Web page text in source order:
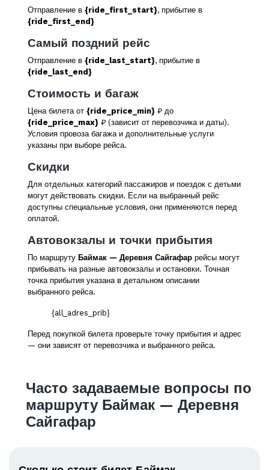
Отправление в {ride_first_start}, прибытие в
{ride_first_end}
Самый поздний рейс
Отправление в {ride_last_start}, прибытие в
{ride_last_end}
Стоимость и багаж
Цена билета от {ride_price_min} ₽ до
{ride_price_max} ₽ (зависит от перевозчика и даты).
Условия провоза багажа и дополнительные услуги
указаны при выборе рейса.
Скидки
Для отдельных категорий пассажиров и поездок с детьми
могут действовать скидки. Если на выбранный рейс
доступны специальные условия, они применяются перед
оплатой.
Автовокзалы и точки прибытия
По маршруту Баймак — Деревня Сайгафар рейсы могут
прибывать на разные автовокзалы и остановки. Точная
точка прибытия указана в детальном описании
выбранного рейса.
{all_adres_prib}
Перед покупкой билета проверьте точку прибытия и адрес
— они зависят от перевозчика и выбранного рейса.
Часто задаваемые вопросы по
маршруту Баймак — Деревня
Сайгафар